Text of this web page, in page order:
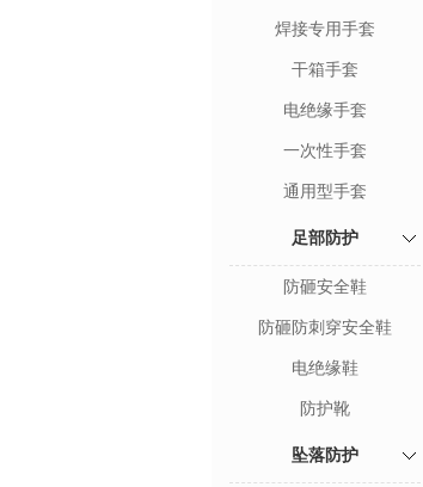
焊接专用手套
干箱手套
电绝缘手套
一次性手套
通用型手套
足部防护
防砸安全鞋
防砸防刺穿安全鞋
电绝缘鞋
防护靴
坠落防护